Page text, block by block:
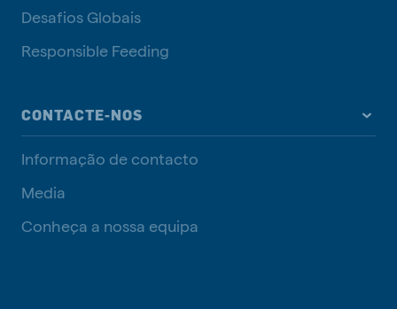
Desafios Globais
Responsible Feeding
CONTACTE-NOS
Informação de contacto
Media
Conheça a nossa equipa